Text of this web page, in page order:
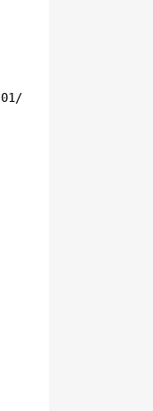
04/92